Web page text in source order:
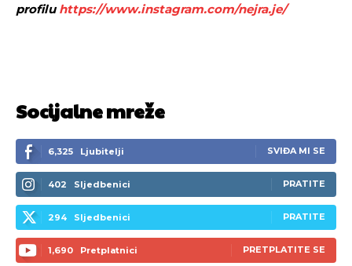
profiluhttps://www.instagram.com/nejra.je/
Socijalne mreže
6,325 Ljubitelji SVIĐA MI SE
402 Sljedbenici PRATITE
294 Sljedbenici PRATITE
1,690 Pretplatnici PRETPLATITE SE